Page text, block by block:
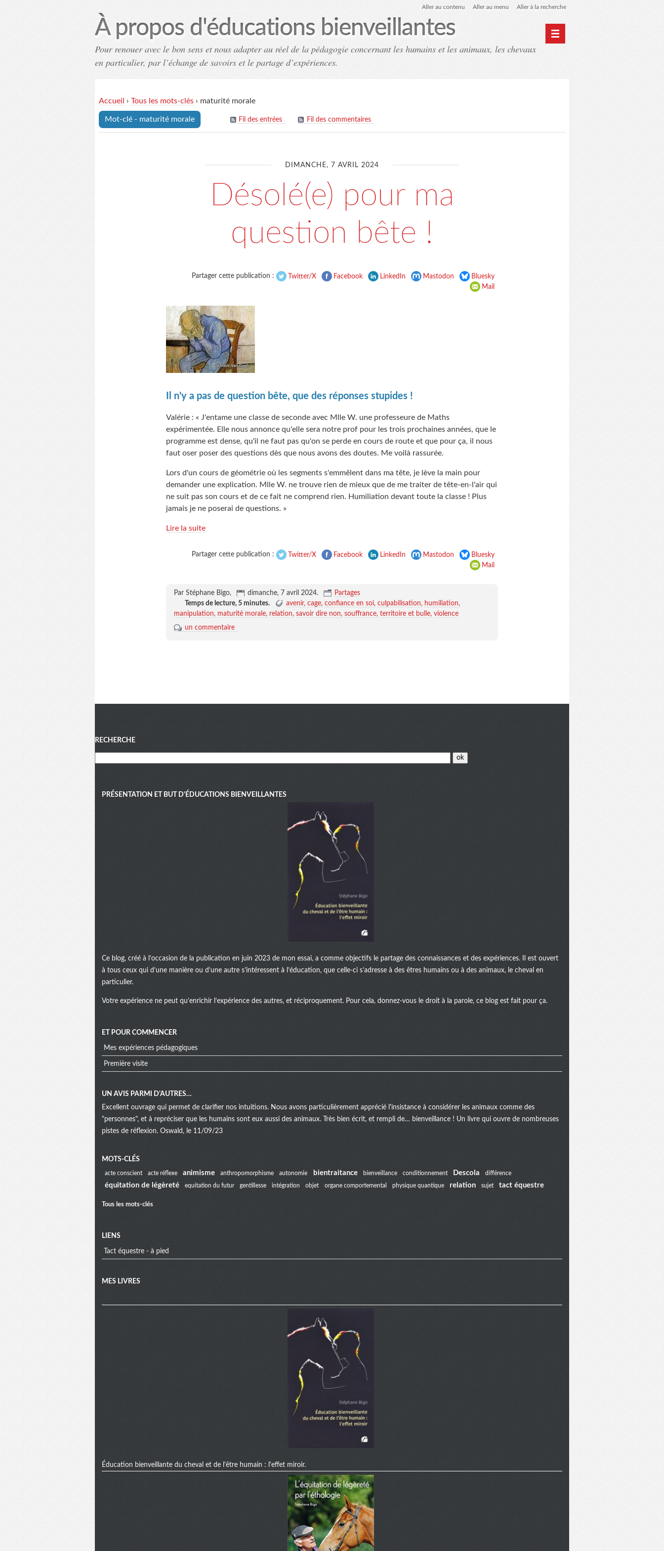
Aller au contenu Aller au menu Aller à la recherche
À propos d'éducations bienveillantes
Pour renouer avec le bon sens et nous adapter au réel de la pédagogie concernant les humains et les animaux, les chevaux
en particulier, par l’échange de savoirs et le partage d’expériences.
Accueil
› Tous les mots-clés › maturité morale
Mot-clé - maturité morale Fil des entrées Fil des commentaires
DIMANCHE, 7 AVRIL 2024
Désolé(e) pour ma
question bête !
Partager cette publication : Twitter/X Facebook LinkedIn Mastodon
Bluesky
Mail
Il n'y a pas de question bête, que des réponses stupides !
Valérie : « J'entame une classe de seconde avec Mlle W. une professeure de Maths
expérimentée. Elle nous annonce qu'elle sera notre prof pour les trois prochaines années, que le
programme est dense, qu'il ne faut pas qu'on se perde en cours de route et que pour ça, il nous
faut oser poser des questions dès que nous avons des doutes. Me voilà rassurée.
Lors d'un cours de géométrie où les segments s'emmêlent dans ma tête, je lève la main pour
demander une explication. Mlle W. ne trouve rien de mieux que de me traiter de tête-en-l'air qui
ne suit pas son cours et de ce fait ne comprend rien. Humiliation devant toute la classe ! Plus
jamais je ne poserai de questions. »
Lire la suite
Partager cette publication : Twitter/X Facebook LinkedIn Mastodon
Bluesky
Mail
Par Stéphane Bigo, dimanche, 7 avril 2024.
Partages
Temps de lecture, 5 minutes. avenir cage confiance en soi culpabilisation
humiliation
manipulation
maturité morale relation savoir dire non souffrance territoire et bulle violence
un commentaire
Menu
RECHERCHE
PRÉSENTATION ET BUT D'ÉDUCATIONS BIENVEILLANTES
Ce blog, créé à l’occasion de la publication en juin 2023 de mon essai, a comme objectifs le partage des connaissances et des expériences. Il est ouvert
à tous ceux qui d’une manière ou d’une autre s’intéressent à l’éducation, que celle-ci s’adresse à des êtres humains ou à des animaux, le cheval en
particulier.
Votre expérience ne peut qu’enrichir l’expérience des autres, et réciproquement. Pour cela, donnez-vous le droit à la parole, ce blog est fait pour ça.
ET POUR COMMENCER
Mes expériences pédagogiques
Première visite
UN AVIS PARMI D'AUTRES…
Excellent ouvrage qui permet de clarifier nos intuitions. Nous avons particulièrement apprécié l'insistance à considérer les animaux comme des
"personnes", et à repréciser que les humains sont eux aussi des animaux. Très bien écrit, et rempli de… bienveillance ! Un livre qui ouvre de nombreuses
pistes de réflexion. Oswald, le 11/09/23
Menu
extra
MOTS-CLÉS
acte conscient acte réflexe animisme anthropomorphisme autonomie bientraitance bienveillance conditionnement Descola différence
équitation de légèreté equitation du futur gentillesse intégration objet organe comportemental physique quantique relation sujet tact équestre
Tous les mots-clés
LIENS
Tact équestre - à pied
MES LIVRES
Éducation bienveillante du cheval et de l'être humain : l'effet miroir.